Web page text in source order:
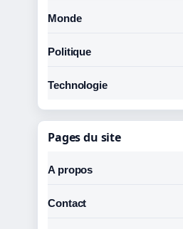
Monde
Politique
Technologie
Pages du site
A propos
Contact